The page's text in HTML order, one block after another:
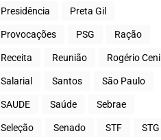
Presidência Preta Gil
Provocações PSG Ração
Receita Reunião Rogério Ceni
Salarial Santos São Paulo
SAUDE Saúde Sebrae
Seleção Senado STF STG